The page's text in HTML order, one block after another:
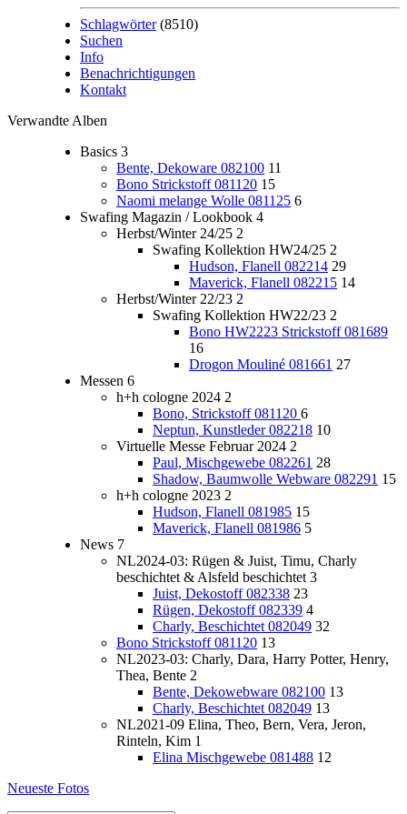
Schlagwörter(8510)
Suchen
Info
Benachrichtigungen
Kontakt
Verwandte Alben
Basics 3
Bente, Dekoware 082100 11
Bono Strickstoff 081120 15
Naomi melange Wolle 081125 6
Swafing Magazin / Lookbook 4
Herbst/Winter 24/25 2
Swafing Kollektion HW24/25 2
Hudson, Flanell 082214 29
Maverick, Flanell 082215 14
Herbst/Winter 22/23 2
Swafing Kollektion HW22/23 2
Bono HW2223 Strickstoff 081689
16
Drogon Mouliné 081661 27
Messen 6
h+h cologne 2024 2
Bono, Strickstoff 081120 6
Neptun, Kunstleder 082218 10
Virtuelle Messe Februar 2024 2
Paul, Mischgewebe 082261 28
Shadow, Baumwolle Webware 082291 15
h+h cologne 2023 2
Hudson, Flanell 081985 15
Maverick, Flanell 081986 5
News 7
NL2024-03: Rügen & Juist, Timu, Charly
beschichtet & Alsfeld beschichtet 3
Juist, Dekostoff 082338 23
Rügen, Dekostoff 082339 4
Charly, Beschichtet 082049 32
Bono Strickstoff 081120 13
NL2023-03: Charly, Dara, Harry Potter, Henry,
Thea, Bente 2
Bente, Dekowebware 082100 13
Charly, Beschichtet 082049 13
NL2021-09 Elina, Theo, Bern, Vera, Jeron,
Rinteln, Kim 1
Elina Mischgewebe 081488 12
Neueste Fotos